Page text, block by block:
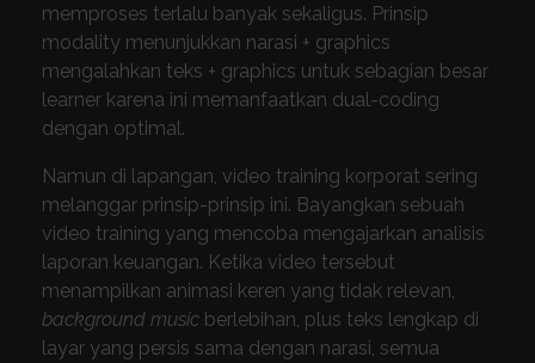
memproses terlalu banyak sekaligus. Prinsip
modality menunjukkan narasi + graphics
mengalahkan teks + graphics untuk sebagian besar
learner karena ini memanfaatkan dual-coding
dengan optimal.
Namun di lapangan, video training korporat sering
melanggar prinsip-prinsip ini. Bayangkan sebuah
video training yang mencoba mengajarkan analisis
laporan keuangan. Ketika video tersebut
menampilkan animasi keren yang tidak relevan,
background music berlebihan, plus teks lengkap di
layar yang persis sama dengan narasi, semua